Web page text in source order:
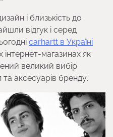
і близькість до
відгук і серед
carhartt в Україні
магазинах як
великий вибір
та аксесуарів бренду.